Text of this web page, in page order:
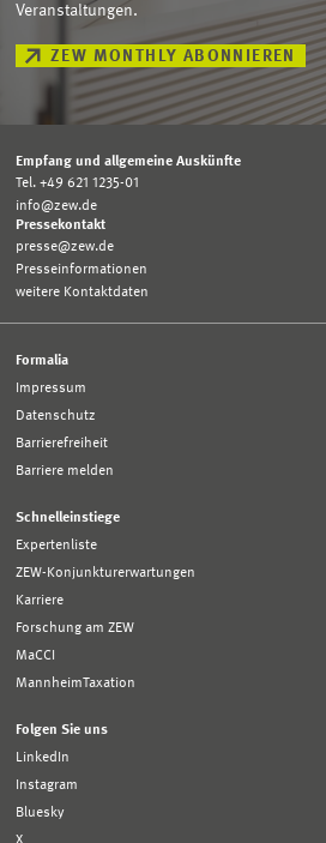
Veranstaltungen.
ZEW MONTHLY ABONNIEREN
Empfang und allgemeine Auskünfte
Tel. +49 621 1235-01
info@zew.de
Pressekontakt
presse@zew.de
Presseinformationen
weitere Kontaktdaten
Formalia
Impressum
Datenschutz
Barrierefreiheit
Barriere melden
Schnelleinstiege
Expertenliste
ZEW-Konjunkturerwartungen
Karriere
Forschung am ZEW
MaCCI
MannheimTaxation
Folgen Sie uns
LinkedIn
Instagram
Bluesky